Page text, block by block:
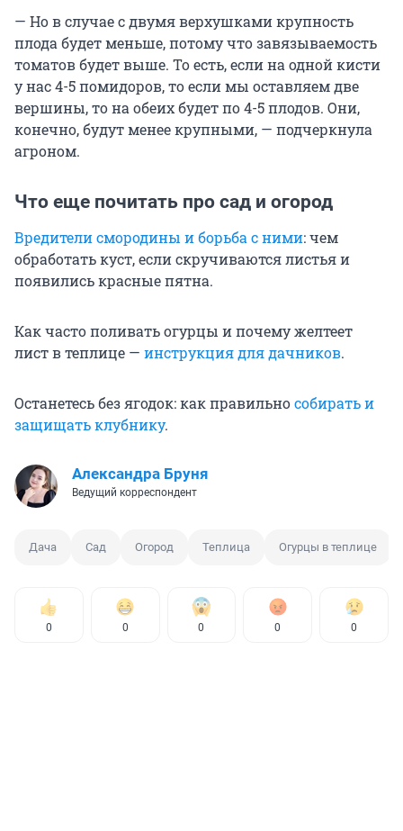
— Но в случае с двумя верхушками крупность
плода будет меньше, потому что завязываемость
томатов будет выше. То есть, если на одной кисти
у нас 4-5 помидоров, то если мы оставляем две
вершины, то на обеих будет по 4-5 плодов. Они,
конечно, будут менее крупными, — подчеркнула
агроном.
Что еще почитать про сад и огород
Вредители смородины и борьба с ними: чем
обработать куст, если скручиваются листья и
появились красные пятна.
Как часто поливать огурцы и почему желтеет
лист в теплице — инструкция для дачников.
Останетесь без ягодок: как правильнособирать и
защищать клубнику.
Александра Бруня
Ведущий корреспондент
Дача Сад Огород Теплица Огурцы в теплице
0 0 0 0 0